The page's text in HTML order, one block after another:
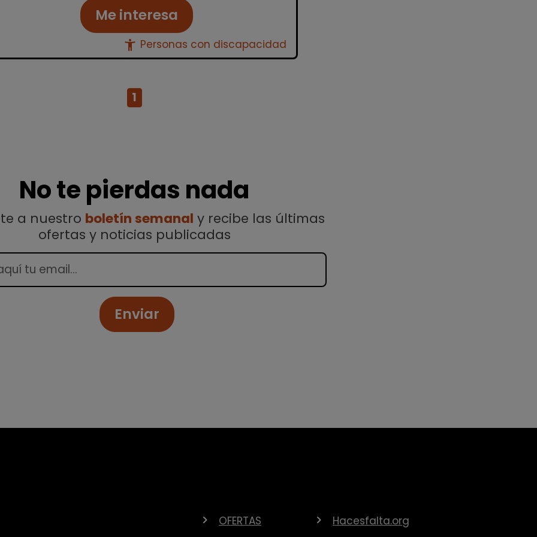
Me interesa
accessibility_new Personas con discapacidad
1
No te pierdas nada
a nuestro boletín semanal y recibe las últimas
ofertas y noticias publicadas
Enviar
OFERTAS
Hacesfalta.org